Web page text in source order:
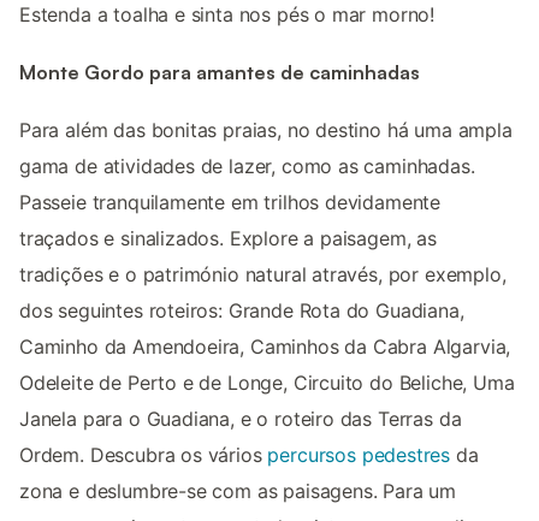
Estenda a toalha e sinta nos pés o mar morno!
Monte Gordo para amantes de caminhadas
Para além das bonitas praias, no destino há uma ampla
gama de atividades de lazer, como as caminhadas.
Passeie tranquilamente em trilhos devidamente
traçados e sinalizados. Explore a paisagem, as
tradições e o património natural através, por exemplo,
dos seguintes roteiros: Grande Rota do Guadiana,
Caminho da Amendoeira, Caminhos da Cabra Algarvia,
Odeleite de Perto e de Longe, Circuito do Beliche, Uma
Janela para o Guadiana, e o roteiro das Terras da
Ordem. Descubra os vários percursos pedestres da
zona e deslumbre-se com as paisagens. Para um